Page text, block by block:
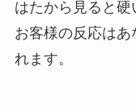
はたから見ると硬
お客様の反応はあ
れます。